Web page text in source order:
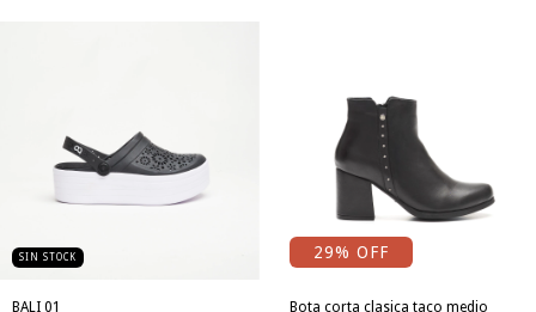
SIN STOCK
BALI 01
29% OFF
Bota corta clasica taco medio